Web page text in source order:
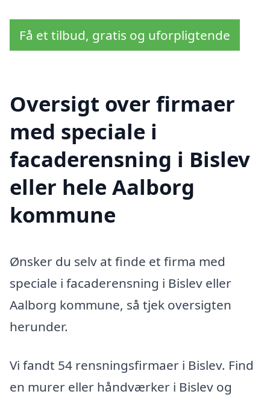
Få et tilbud, gratis og uforpligtende
Oversigt over firmaer
med speciale i
facaderensning i Bislev
eller hele Aalborg
kommune
Ønsker du selv at finde et firma med
speciale i facaderensning i Bislev eller
Aalborg kommune, så tjek oversigten
herunder.
Vi fandt 54 rensningsfirmaer i Bislev. Find
en murer eller håndværker i Bislev og